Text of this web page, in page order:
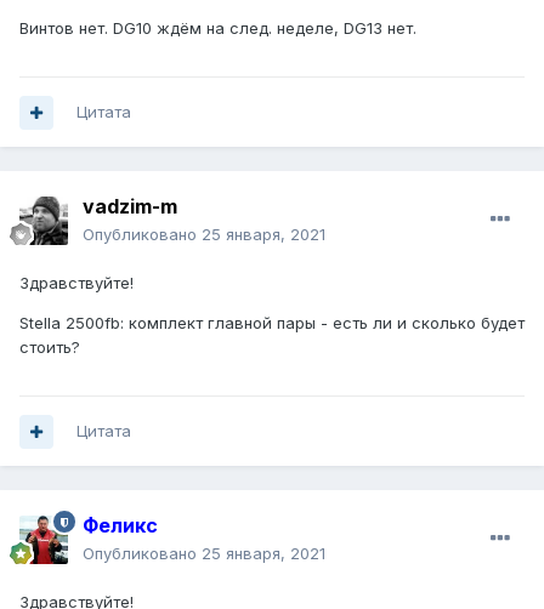
Винтов нет. DG10 ждём на след. неделе, DG13 нет.
Цитата
vadzim-m
Опубликовано 25 января, 2021
Здравствуйте!
Stella 2500fb: комплект главной пары - есть ли и сколько будет
стоить?
Цитата
Феликс
Опубликовано 25 января, 2021
Здравствуйте!